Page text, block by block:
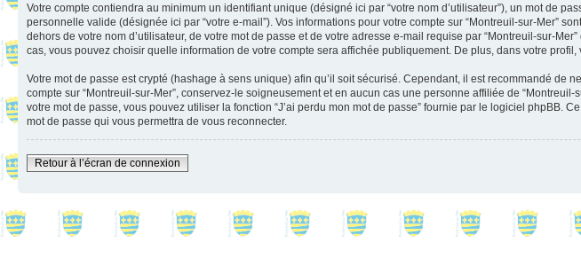
Votre compte contiendra au minimum un identifiant unique (désigné ici par “votre nom d’utilisateur”), un mot de
personnelle valide (désignée ici par “votre e-mail”). Vos informations pour votre compte sur “Montreuil-sur-Mer”
dehors de votre nom d’utilisateur, de votre mot de passe et de votre adresse e-mail requise par “Montreuil-sur-
cas, vous pouvez choisir quelle information de votre compte sera affichée publiquement. De plus, dans votre
Votre mot de passe est crypté (hashage à sens unique) afin qu’il soit sécurisé. Cependant, il est recommandé de
compte sur “Montreuil-sur-Mer”, conservez-le soigneusement et en aucun cas une personne affiliée de
votre mot de passe, vous pouvez utiliser la fonction “J’ai perdu mon mot de passe” fournie par le logiciel
mot de passe qui vous permettra de vous reconnecter.
Retour à l’écran de connexion